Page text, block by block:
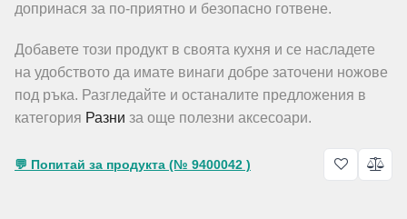
допринася за по-приятно и безопасно готвене.
Добавете този продукт в своята кухня и се насладете
на удобството да имате винаги добре заточени ножове
под ръка. Разгледайте и останалите предложения в
категория Разни за още полезни аксесоари.
💬 Попитай за продукта (№ 9400042 )